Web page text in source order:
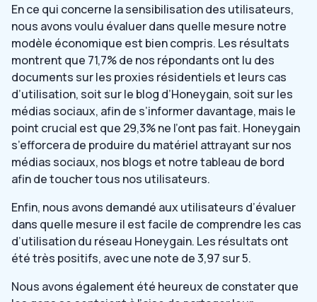
En ce qui concerne la sensibilisation des utilisateurs,
nous avons voulu évaluer dans quelle mesure notre
modèle économique est bien compris. Les résultats
montrent que 71,7% de nos répondants ont lu des
documents sur les proxies résidentiels et leurs cas
d’utilisation, soit sur le blog d’Honeygain, soit sur les
médias sociaux, afin de s’informer davantage, mais le
point crucial est que 29,3% ne l’ont pas fait. Honeygain
s’efforcera de produire du matériel attrayant sur nos
médias sociaux, nos blogs et notre tableau de bord
afin de toucher tous nos utilisateurs.
Enfin, nous avons demandé aux utilisateurs d’évaluer
dans quelle mesure il est facile de comprendre les cas
d’utilisation du réseau Honeygain. Les résultats ont
été très positifs, avec une note de 3,97 sur 5.
Nous avons également été heureux de constater que